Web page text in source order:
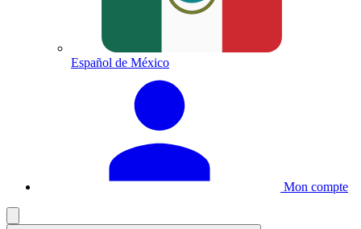
Español de México
Mon compte